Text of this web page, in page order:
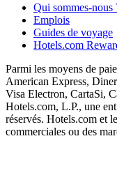
Qui sommes-nous
Emplois
Guides de voyage
Hotels.com
Parmi les moyens de
American Express,
Visa Electron, CartaSi,
Hotels.com, L.P., une
réservés. Hotels.com et
commerciales ou des